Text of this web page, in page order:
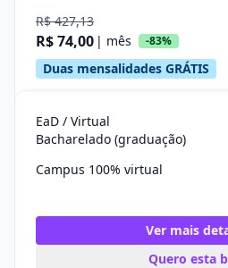
R$ 427,13
R$ 74,00 | mês -83%
Duas mensalidades GRÁTIS
EaD / Virtual
Bacharelado (graduação)
Campus 100% virtual
Ver mais
Quero esta